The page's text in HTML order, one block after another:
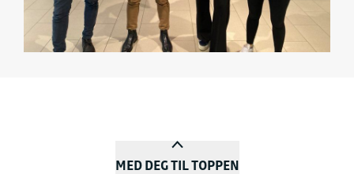
MED DEG TIL TOPPEN